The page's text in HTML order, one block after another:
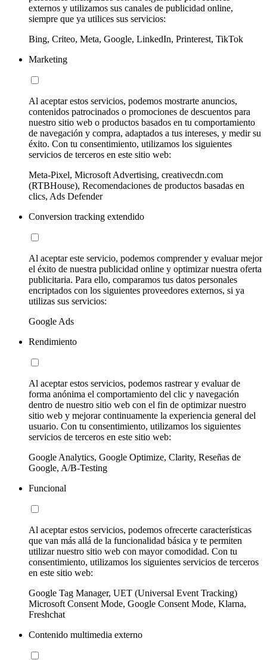
externos y utilizamos sus canales de publicidad online,
siempre que ya utilices sus servicios:
Bing, Criteo, Meta, Google, LinkedIn, Printerest, TikTok
Marketing
Al aceptar estos servicios, podemos mostrarte anuncios,
contenidos patrocinados o promociones de descuentos para
nuestro sitio web o productos basados en tu comportamiento
de navegación y compra, adaptados a tus intereses, y medir su
éxito. Con tu consentimiento, utilizamos los siguientes
servicios de terceros en este sitio web:
Meta-Pixel, Microsoft Advertising, creativecdn.com
(RTBHouse), Recomendaciones de productos basadas en
clics, Ads Defender
Conversion tracking extendido
Al aceptar este servicio, podemos comprender y evaluar mejor
el éxito de nuestra publicidad online y optimizar nuestra oferta
publicitaria. Para ello, comparamos tus datos personales
encriptados con los siguientes proveedores externos, si ya
utilizas sus servicios:
Google Ads
Rendimiento
Al aceptar estos servicios, podemos rastrear y evaluar de
forma anónima el comportamiento del clic y navegación
dentro de nuestro sitio web con el fin de optimizar nuestro
sitio web y mejorar continuamente la experiencia general del
usuario. Con tu consentimiento, utilizamos los siguientes
servicios de terceros en este sitio web:
Google Analytics, Google Optimize, Clarity, Reseñas de
Google, A/B-Testing
Funcional
Al aceptar estos servicios, podemos ofrecerte características
que van más allá de la funcionalidad básica y te permiten
utilizar nuestro sitio web con mayor comodidad. Con tu
consentimiento, utilizamos los siguientes servicios de terceros
en este sitio web:
Google Tag Manager, UET (Universal Event Tracking)
Microsoft Consent Mode, Google Consent Mode, Klarna,
Freshchat
Contenido multimedia externo